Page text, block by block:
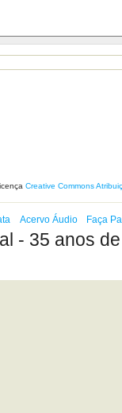
Creative Commons
Acervo Áudio Faça
- 35 anos